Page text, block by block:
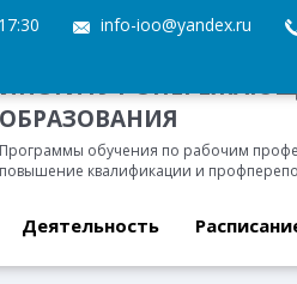
info-ioo@yandex.ru
ИНСТИТУТ
ОБРАЗОВАНИЯ
Программы обучения по рабочим
повышение квалификации и
Деятельность